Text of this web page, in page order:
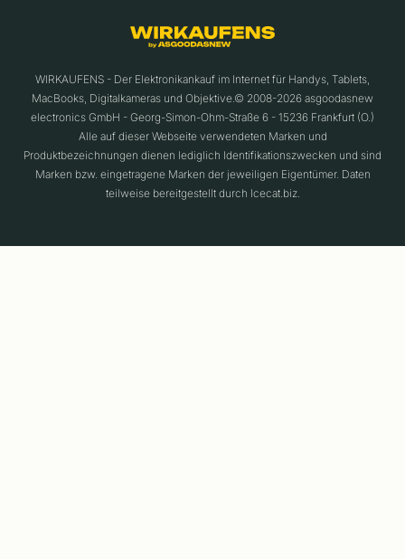
WIRKAUFENS - Der Elektronikankauf im Internet für Handys, Tablets,
MacBooks, Digitalkameras und Objektive.© 2008-2026 asgoodasnew
electronics GmbH - Georg-Simon-Ohm-Straße 6 - 15236 Frankfurt (O.)
Alle auf dieser Webseite verwendeten Marken und
Produktbezeichnungen dienen lediglich Identifikationszwecken und sind
Marken bzw. eingetragene Marken der jeweiligen Eigentümer. Daten
teilweise bereitgestellt durch Icecat.biz.